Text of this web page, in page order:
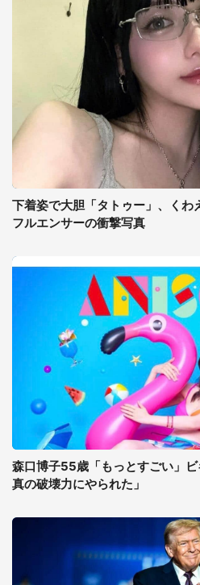
下着姿で大胆「タトゥー」、くわ
フルエンサーの衝撃写真
森口博子55歳「もっとすごい」
真の破壊力にやられた」